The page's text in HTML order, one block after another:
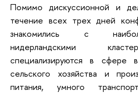
Помимо дискуссионной и
течение всех трех дней
знакомились с
нидерландскими
специализируются в сфере
сельского хозяйства и
питания, умного